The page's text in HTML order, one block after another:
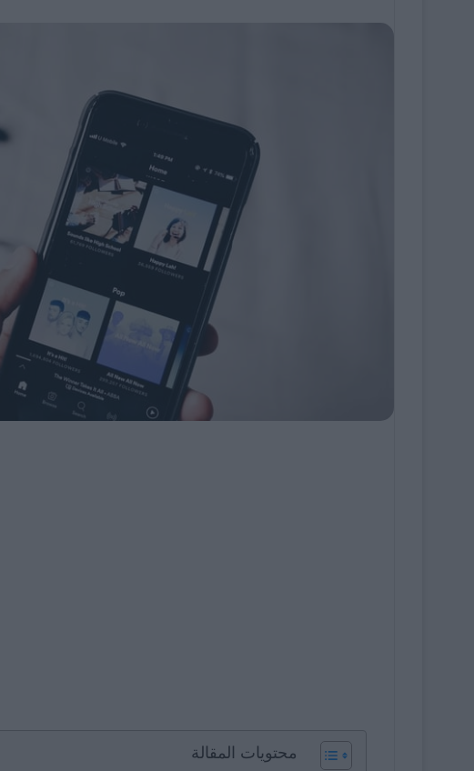
محتويات المقالة